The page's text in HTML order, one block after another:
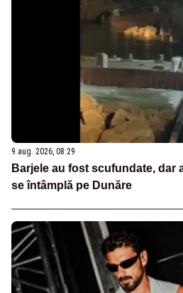
9 aug. 2026, 08:29
Barjele au fost scufundate, dar
se întâmplă pe Dunăre